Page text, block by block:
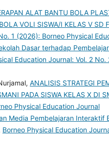
ALAT BANTU BOLA
VOLI SISWA/I KELAS V SD
1 (2026): Borneo Physical
Dasar terhadap
Education Journal: Vol. 2
ANALISIS STRATEGI
PADA SISWA KELAS X DI
Physical Education Journal
Media Pembelajaran Interaktif
Borneo Physical Education